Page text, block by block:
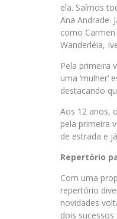
ela. Saímos
Ana Andrade.
como
Wanderléia,
Pela primeira
uma
destacando
Aos 12 anos,
pela primeira
de estrada e
Repertório
Com uma
repertório
novidades
dois